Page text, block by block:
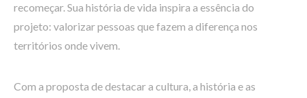
recomeçar. Sua história de vida inspira a essência do
projeto: valorizar pessoas que fazem a diferença nos
territórios onde vivem.
Com a proposta de destacar a cultura, a história e as